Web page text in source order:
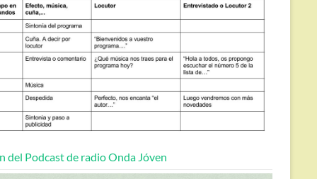
del Podcast de radio Onda Jóven